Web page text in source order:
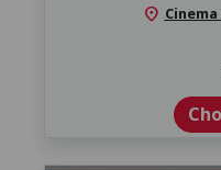
location_on